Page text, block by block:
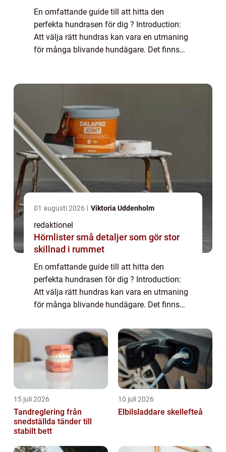
En omfattande guide till att hitta den
perfekta hundrasen för dig ? Introduction:
Att välja rätt hundras kan vara en utmaning
för många blivande hundägare. Det finns
01 augusti 2026 Viktoria Uddenholm
redaktionel
Hörnlister små detaljer som gör stor
skillnad i rummet
En omfattande guide till att hitta den
perfekta hundrasen för dig ? Introduction:
Att välja rätt hundras kan vara en utmaning
för många blivande hundägare. Det finns
varje ras har sina unika egenskaper och ...
15 juli 2026
Tandreglering från
snedställda tänder till
stabilt bett
10 juli 2026
Elbilsladdare skellefteå